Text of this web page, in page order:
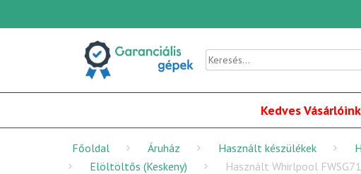
Kedves
Főoldal Áruház Használt készülékek
Elöltöltős (Keskeny)
Használt Whirlpool